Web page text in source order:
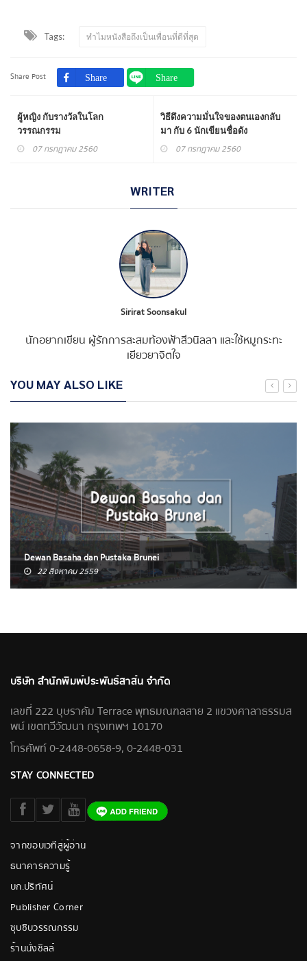
Tags: ทำไมหนังสือถึงเป็นเพื่อนที่ดีที่สุด
Share Post
ผู้หญิง กับรางวัลในโลก
วรรณกรรม
07 กรกฎาคม 2560
วิธีดึงความมั่นใจของตนเองกลับ
มา กับ 6 นักเขียนชื่อดัง
07 กรกฎาคม 2560
WRITER
Sirirat Soonsakul
นักอยากเขียน ผู้รักการสะสมท้องฟ้าสีวนิลลา และใช้หมูกระทะ
เยียวยาจิตใจ
YOU MAY ALSO LIKE
Dewan Basaha dan Pustaka Brunei
22 สิงหาคม 2559
บริษัท สำนักพิมพ์ประพันธ์สาส์น จำกัด
เลขที่ 222 บุษราคัม Terrace พุทธมณฑลสาย 2 แขวงศาลาธรรมส
พน์ เขตทวีวัฒนา กรุงเทพฯ 10170
โทรศัพท์ 0-2448-0658-9, 0-2448-031
STAY CONNECTED
จากขอบเวทีสู่ผู้อ่าน
ธนาคารความรู้
บก.ปริทัศน์
Publisher Corner
ซุบซิบวรรณกรรม
ร้านนั่งชิลล์